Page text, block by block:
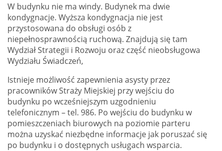
W budynku nie ma windy. Budynek ma dwie
kondygnacje. Wyższa kondygnacja nie jest
przystosowana do obsługi osób z
niepełnosprawnością ruchową. Znajdują się tam
Wydział Strategii i Rozwoju oraz część nieobsługowa
Wydziału Świadczeń,
Istnieje możliwość zapewnienia asysty przez
pracowników Straży Miejskiej przy wejściu do
budynku po wcześniejszym uzgodnieniu
telefonicznym – tel. 986. Po wejściu do budynku w
pomieszczeniach biurowych na poziomie parteru
można uzyskać niezbędne informacje jak poruszać się
po budynku i o dostępnych usługach wsparcia.